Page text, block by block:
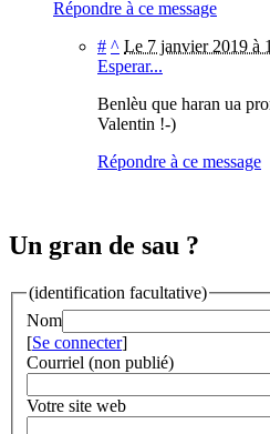
Répondre à ce message
# ^ Le 7 janvier 2019 à
Esperar...
Benlèu que haran ua
Valentin !-)
Répondre à ce message
Un gran de sau ?
(identification facultative)
Nom
[Se connecter]
Courriel (non publié)
Votre site web